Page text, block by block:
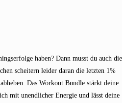
haben? Dann musst du auch die
scheitern leider daran die letzten 1%
Das Workout Bundle stärkt deine
mit unendlicher Energie und lässt deine